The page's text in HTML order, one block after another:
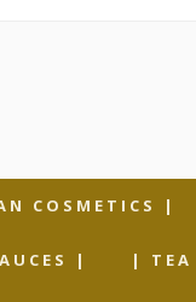
COSMETICS |
| | TEA